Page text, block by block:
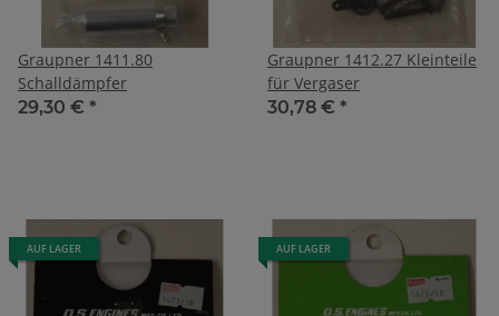
Graupner 1411.80
Schalldämpfer
29,30 € *
Graupner 1412.27 Kleinteile
für Vergaser
30,78 € *
AUF LAGER AUF LAGER